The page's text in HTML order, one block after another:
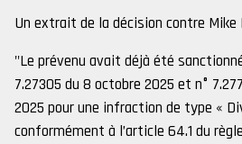
Un extrait de la décision contre Mike
"Le prévenu avait déjà été
7.27305 du 8 octobre 2025 et n°
2025 pour une infraction de type «
conformément à l’article 64.1 du